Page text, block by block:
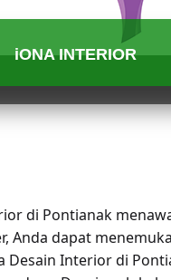
iONA INTERIOR
di Pontianak
Anda dapat
Desain Interior di